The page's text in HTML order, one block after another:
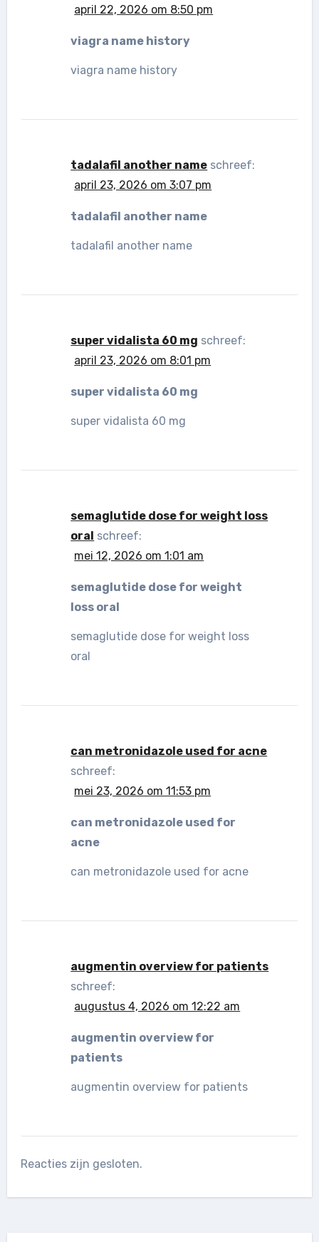
april 22, 2026 om 8:50 pm
viagra name history
viagra name history
tadalafil another name schreef:
april 23, 2026 om 3:07 pm
tadalafil another name
tadalafil another name
super vidalista 60 mg schreef:
april 23, 2026 om 8:01 pm
super vidalista 60 mg
super vidalista 60 mg
semaglutide dose for weight loss
oral schreef:
mei 12, 2026 om 1:01 am
semaglutide dose for weight
loss oral
semaglutide dose for weight loss
oral
can metronidazole used for acne
schreef:
mei 23, 2026 om 11:53 pm
can metronidazole used for
acne
can metronidazole used for acne
augmentin overview for patients
schreef:
augustus 4, 2026 om 12:22 am
augmentin overview for
patients
augmentin overview for patients
Reacties zijn gesloten.